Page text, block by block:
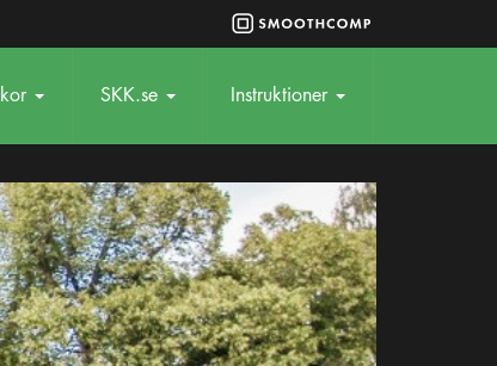
SKK.se Instruktioner